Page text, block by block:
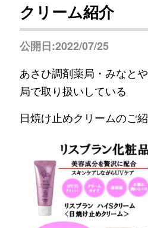
クリーム紹介
公開日:2022/07/25
あさひ調剤薬局・みなと
局で取り扱いしている
日焼け止めクリームのご